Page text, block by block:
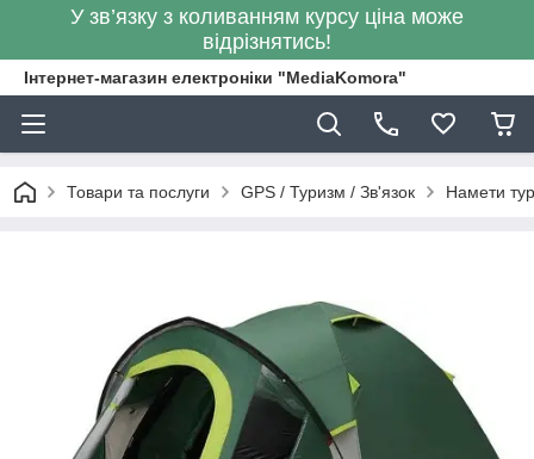
У зв’язку з коливанням курсу ціна може
відрізнятись!
Інтернет-магазин електроніки "MediaKomora"
Товари та послуги GPS / Туризм / Зв'язок Намети